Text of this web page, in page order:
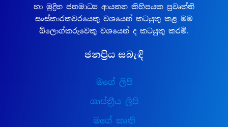
හා මුද්‍රිත ජනමාධ්‍ය ආයතන කිහිපයක ප්‍රවෘත්ති
සංස්කාරකවරයෙකු වශයෙන් කටයුතු කළ මම
බ්ලොග්කරුවෙකු වශයෙන් ද කටයුතු කරමි.
ජනප්‍රිය සබැඳි
මගේ ලිපි
ශාස්ත්‍රීය ලිපි
මගේ කෘති